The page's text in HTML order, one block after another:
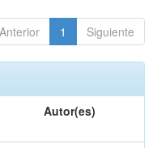
Anterior 1 Siguiente
Autor(es)